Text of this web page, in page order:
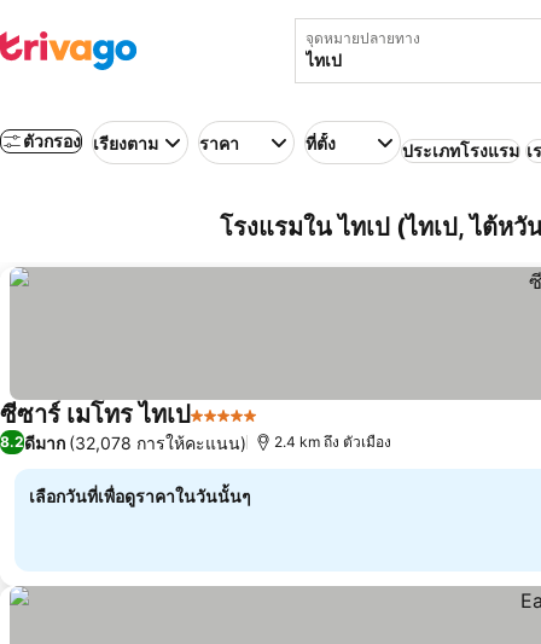
จุดหมายปลายทาง
ตัวกรอง เรียงตาม ราคา ที่ตั้ง ประเภทโรงแรม เ
โรงแรมใน ไทเป (ไทเป, ไต้หวั
ซีซาร์ เมโทร ไทเป5 ดาว
8.2ดีมาก (32,078 การให้คะแนน) 2.4 km ถึง ตัวเมือง
เลือกวันที่เพื่อดูราคาในวันนั้นๆ